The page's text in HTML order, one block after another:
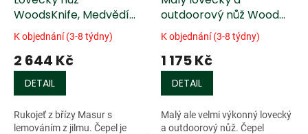
WoodsKnife, Medvědí
tlapa
K objednání (3-8 týdny)
2 644 Kč
DETAIL
Rukojeť z břízy Masur s
lemováním z jilmu. Čepel je
outdoorový nůž Wood
Jewel
K objednání (3-8 týdny)
1 175 Kč
DETAIL
Malý ale velmi výkonný lovecký
a outdoorový nůž. Čepel